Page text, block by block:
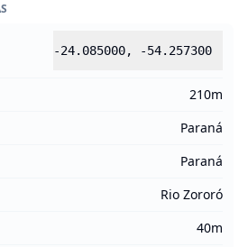
-24.085000, -54.257300
210m
Paraná
Paraná
Rio Zororó
40m